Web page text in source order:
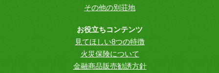
その他の別荘地
お役立ちコンテンツ
見てほしい8つの特徴
火災保険について
金融商品販売勧誘方針